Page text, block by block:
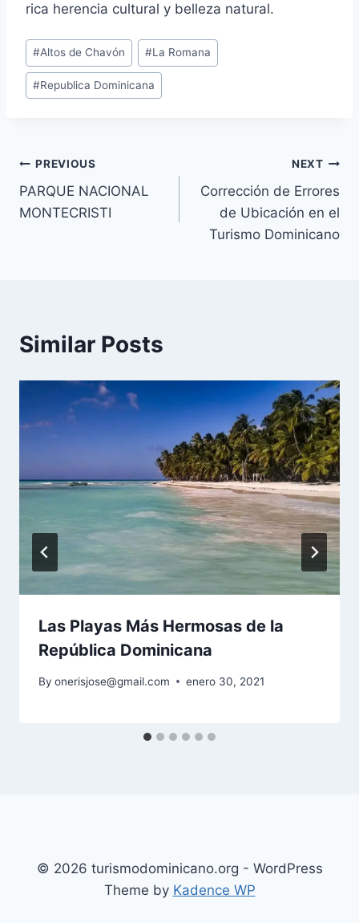
rica herencia cultural y belleza natural.
Post
Tags:
#Altos de Chavón #La Romana
#Republica Dominicana
Navegación
de
PREVIOUS
PARQUE NACIONAL
MONTECRISTI
NEXT
Corrección de Errores
de Ubicación en el
Turismo Dominicano
Similar Posts
Las Playas Más Hermosas de la
República Dominicana
By onerisjose@gmail.com enero 30, 2021
© 2026 turismodominicano.org - WordPress
Theme by Kadence WP